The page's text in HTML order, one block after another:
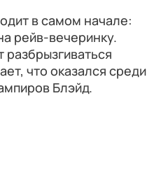
в самом начале:
рейв-вечеринку.
что оказался среди
Блэйд.